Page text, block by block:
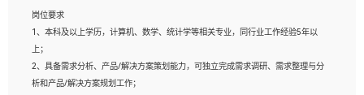
岗位要求：
1、全日制统招本科及以上学历，计算机相关专业毕业，5年以上开发工作经验；
2、具有扎实的java编程功底和良好的编码习惯，有分布式、多线程及高并发系统开
发经验和性能调优经验尤佳；熟悉JVM调优；掌握基础中间件、基础架构方案和云
平台、云产品功能特性，熟练使用相关平台的功能和了解其背后实现机制；
岗位要求
1、本科及以上学历，计算机、数学、统计学等相关专业，同行业工作经验5年以
上；
2、具备需求分析、产品/解决方案策划能力，可独立完成需求调研、需求整理与分
析和产品/解决方案规划工作；